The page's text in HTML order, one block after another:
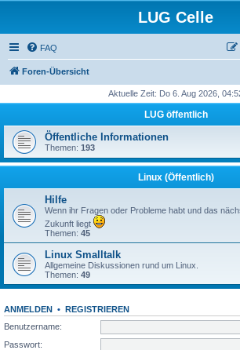
LUG Celle
FAQ
Foren-Übersicht
Aktuelle Zeit: Do 6. Aug 2026,
LUG öffentlich
Öffentliche Informationen
Themen: 193
Linux (Öffentlich)
Hilfe
Wenn ihr Fragen oder Probleme habt und das
Zukunft liegt
Themen: 45
Linux Smalltalk
Allgemeine Diskussionen rund um Linux.
Themen: 49
ANMELDEN • REGISTRIEREN
Benutzername:
Passwort: